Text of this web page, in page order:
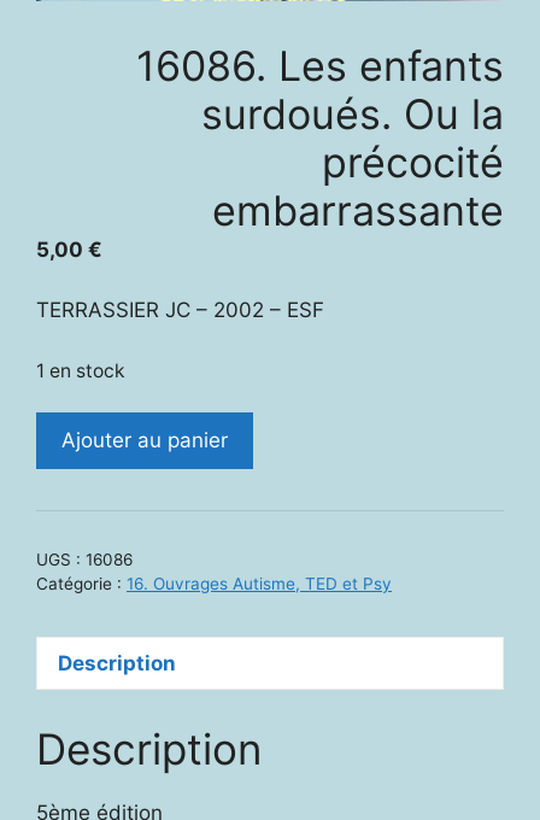
16086. Les enfants
surdoués. Ou la
précocité
embarrassante
5,00 €
TERRASSIER JC – 2002 – ESF
1 en stock
quantité
surdoués.
la
précocité
embarrassante
Ajouter au panier
UGS : 16086
Catégorie : 16. Ouvrages Autisme, TED et Psy
Description
Description
5ème édition